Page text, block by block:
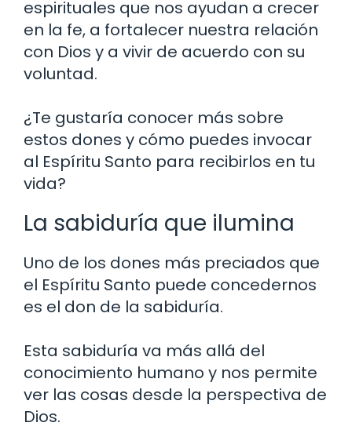
espirituales que nos ayudan a crecer
en la fe, a fortalecer nuestra relación
con Dios y a vivir de acuerdo con su
voluntad.
¿Te gustaría conocer más sobre
estos dones y cómo puedes invocar
al Espíritu Santo para recibirlos en tu
vida?
La sabiduría que ilumina
Uno de los dones más preciados que
el Espíritu Santo puede concedernos
es el don de la sabiduría.
Esta sabiduría va más allá del
conocimiento humano y nos permite
ver las cosas desde la perspectiva de
Dios.